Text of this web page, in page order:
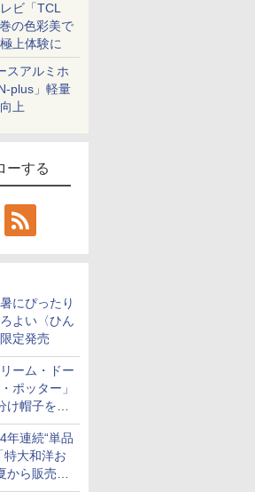
ビ「TCL
の色彩美で
上体験に
スアルミホ
plus」軽量
上
ーする
にぴったり
よい〈ひん
定発売
ーム・ドー
ポッター」
帽子をイ
ツなど発売
年連続“単品
特大和洋お
ら販売。